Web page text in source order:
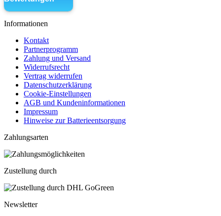
Informationen
Kontakt
Partnerprogramm
Zahlung und Versand
Widerrufsrecht
Vertrag widerrufen
Datenschutzerklärung
Cookie-Einstellungen
AGB und Kundeninformationen
Impressum
Hinweise zur Batterieentsorgung
Zahlungsarten
Zustellung durch
Newsletter